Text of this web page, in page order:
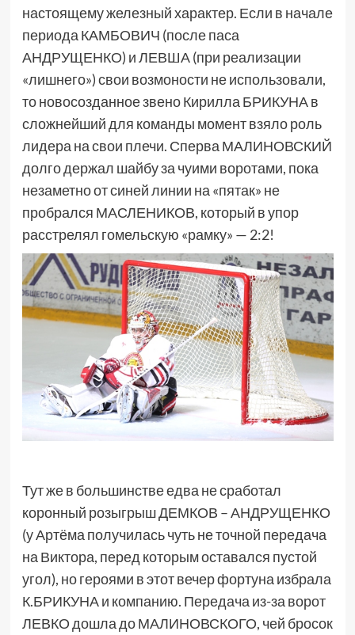
настоящему железный характер. Если в начале
периода КАМБОВИЧ (после паса
АНДРУЩЕНКО) и ЛЕВША (при реализации
«лишнего») свои возмоности не использовали,
то новосозданное звено Кирилла БРИКУНА в
сложнейший для команды момент взяло роль
лидера на свои плечи. Сперва МАЛИНОВСКИЙ
долго держал шайбу за чуими воротами, пока
незаметно от синей линии на «пятак» не
пробрался МАСЛЕНИКОВ, который в упор
расстрелял гомельскую «рамку» — 2:2!
Тут же в большинстве едва не сработал
коронный розыгрыш ДЕМКОВ – АНДРУЩЕНКО
(у Артёма получилась чуть не точной передача
на Виктора, перед которым оставался пустой
угол), но героями в этот вечер фортуна избрала
К.БРИКУНА и компанию. Передача из-за ворот
ЛЕВКО дошла до МАЛИНОВСКОГО, чей бросок